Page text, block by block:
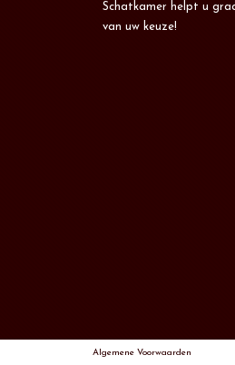
Schatkamer helpt u
van uw keuze!
Algemene Voorwaarden